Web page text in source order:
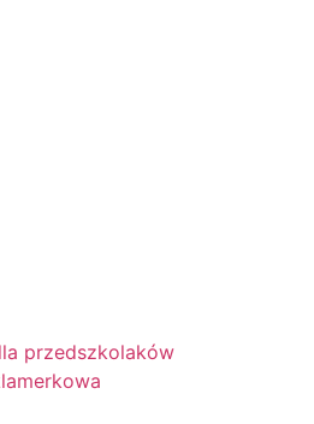
przedszkolaków